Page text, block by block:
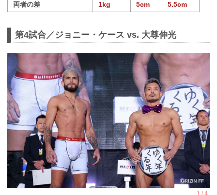
両者の差
1kg 5cm 5.5cm
第4試合／ジョニー・ケース vs. 大尊伸光